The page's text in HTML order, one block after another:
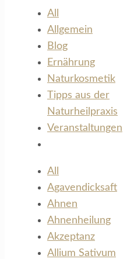
All
Allgemein
Blog
Ernährung
Naturkosmetik
Tipps aus der
Naturheilpraxis
Veranstaltungen
All
Agavendicksaft
Ahnen
Ahnenheilung
Akzeptanz
Allium Sativum